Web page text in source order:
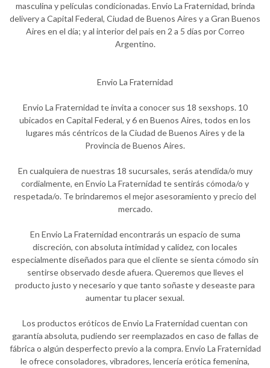
masculina y películas condicionadas. Envio La Fraternidad, brinda
delivery a Capital Federal, Ciudad de Buenos Aires y a Gran Buenos
Aires en el día; y al interior del pais en 2 a 5 días por Correo
Argentino.
Envio La Fraternidad
Envio La Fraternidad te invita a conocer sus 18 sexshops. 10
ubicados en Capital Federal, y 6 en Buenos Aires, todos en los
lugares más céntricos de la Ciudad de Buenos Aires y de la
Provincia de Buenos Aires.
En cualquiera de nuestras 18 sucursales, serás atendida/o muy
cordialmente, en Envio La Fraternidad te sentirás cómoda/o y
respetada/o. Te brindaremos el mejor asesoramiento y precio del
mercado.
En Envio La Fraternidad encontrarás un espacio de suma
discreción, con absoluta intimidad y calidez, con locales
especialmente diseñados para que el cliente se sienta cómodo sin
sentirse observado desde afuera. Queremos que lleves el
producto justo y necesario y que tanto soñaste y deseaste para
aumentar tu placer sexual.
Los productos eróticos de Envio La Fraternidad cuentan con
garantía absoluta, pudiendo ser reemplazados en caso de fallas de
fábrica o algún desperfecto previo a la compra. Envio La Fraternidad
le ofrece consoladores, vibradores, lencería erótica femenina,